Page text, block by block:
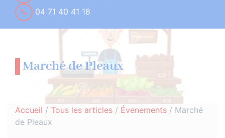
04 71 40 41 18
Marché de Pleaux
Accueil / Tous les articles / Évenements / Marché
de Pleaux